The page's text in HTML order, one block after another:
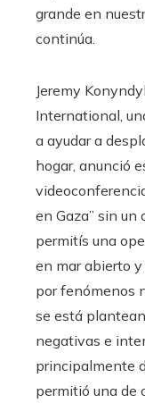
grande en
continúa.
Jeremy
International,
a ayudar a
hogar, anunció
en Gaza” sin un
permitís una
en mar abierto y
por fenómenos
se está
negativas e
principalmente
permitió una de